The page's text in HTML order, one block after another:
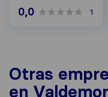
0,0 1
Otras
en